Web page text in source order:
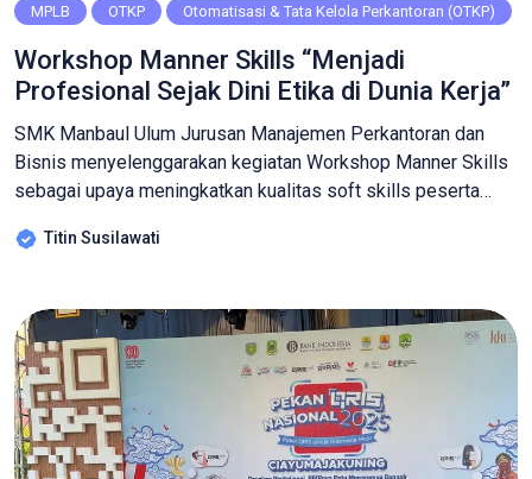
MPLB
OTKP Otomatisasi & Tata Kelola Perkantoran (OTKP)
Workshop Manner Skills “Menjadi
Profesional Sejak Dini Etika di Dunia Kerja”
SMK Manbaul Ulum Jurusan Manajemen Perkantoran dan
Bisnis menyelenggarakan kegiatan Workshop Manner Skills
sebagai upaya meningkatkan kualitas soft skills peserta
Kegiatan ini dirancang secara interaktif dan aplikatif,
juga langsung mempraktikkan materi yang diberikan.
Workshop ini menghadirkan pemateri Ibu Ikeu […]
Titin Susilawati